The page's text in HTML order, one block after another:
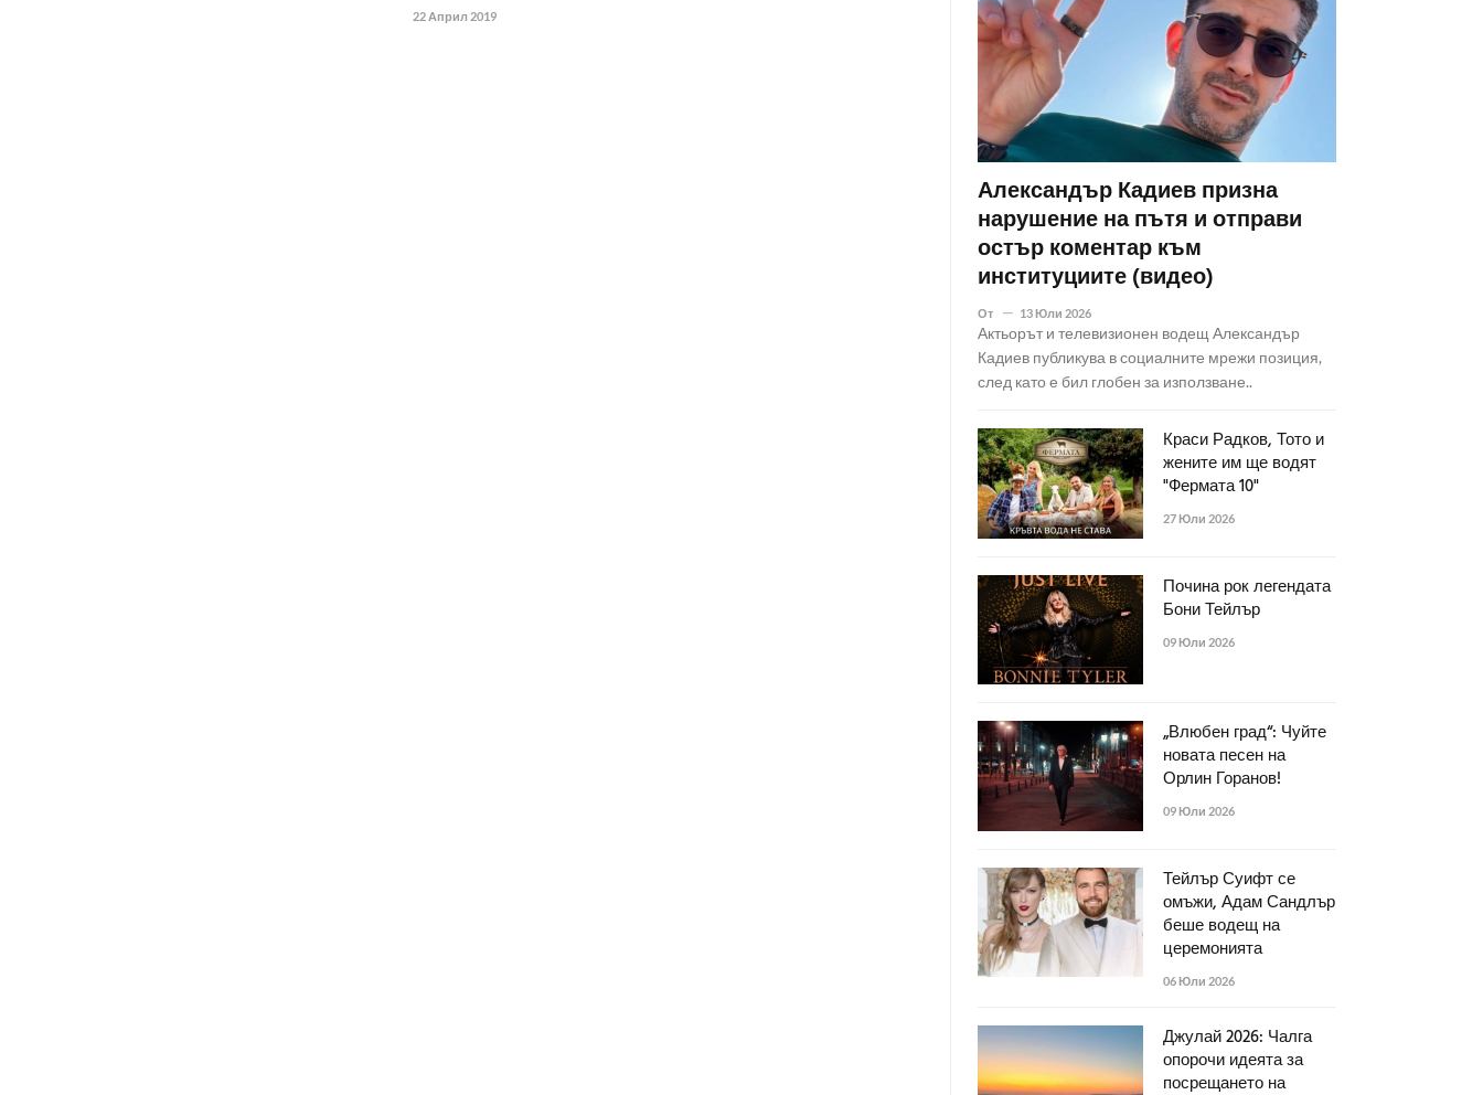
22 Април 2019
Александър Кадиев призна
нарушение на пътя и отправи
остър коментар към
институциите (видео)
От 13 Юли 2026
Актьорът и телевизионен водещ Александър
Кадиев публикува в социалните мрежи позиция,
след като е бил глобен за използване..
Краси Радков, Тото и
жените им ще водят
"Фермата 10"
27 Юли 2026
Почина рок легендата
Бони Тейлър
09 Юли 2026
„Влюбен град“: Чуйте
новата песен на
Орлин Горанов!
09 Юли 2026
Тейлър Суифт се
омъжи, Адам Сандлър
беше водещ на
церемонията
06 Юли 2026
Джулай 2026: Чалга
опорочи идеята за
посрещането на